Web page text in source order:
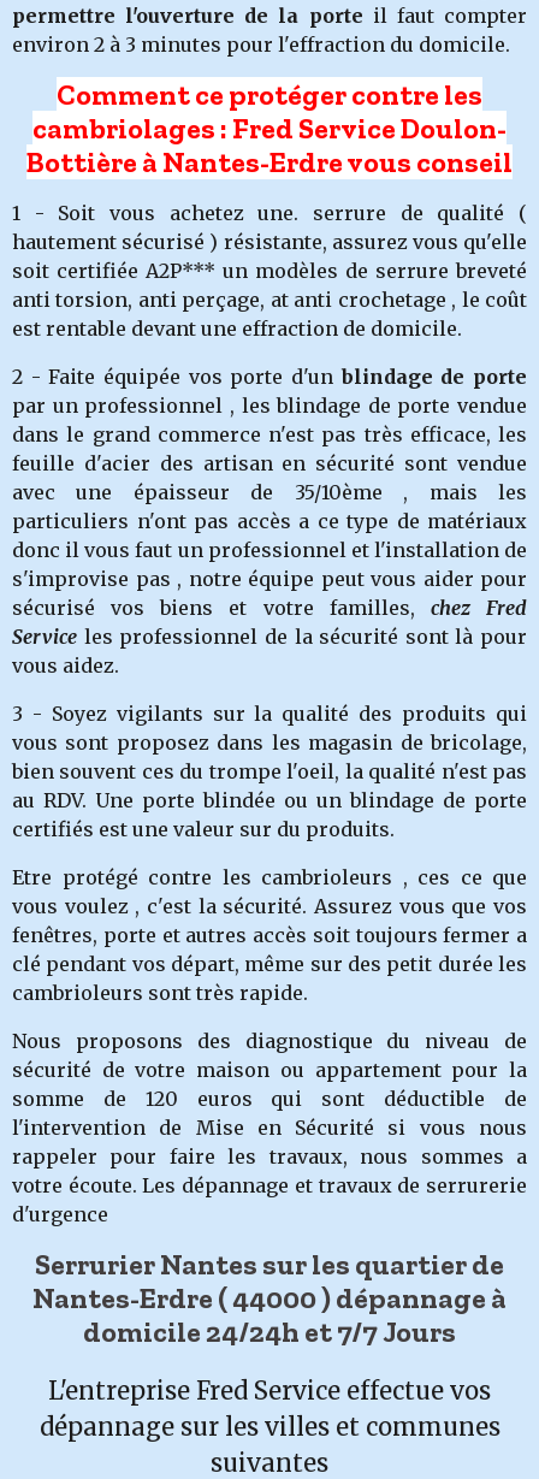
permettre l'ouverture de la porte il faut compter
environ 2 à 3 minutes pour l'effraction du domicile.
Comment ce protéger contre les
cambriolages : Fred Service Doulon-
Bottière à Nantes-Erdre vous conseil
1 - Soit vous achetez une. serrure de qualité (
hautement sécurisé ) résistante, assurez vous qu'elle
soit certifiée A2P*** un modèles de serrure breveté
anti torsion, anti perçage, at anti crochetage , le coût
est rentable devant une effraction de domicile.
2 - Faite équipée vos porte d'unblindage de porte
par un professionnel , les blindage de porte vendue
dans le grand commerce n'est pas très efficace, les
feuille d'acier des artisan en sécurité sont vendue
avec une épaisseur de 35/10ème , mais les
particuliers n'ont pas accès a ce type de matériaux
donc il vous faut un professionnel et l'installation de
s'improvise pas , notre équipe peut vous aider pour
sécurisé vos biens et votre familles, chez Fred
Service les professionnel de la sécurité sont là pour
vous aidez.
3 - Soyez vigilants sur la qualité des produits qui
vous sont proposez dans les magasin de bricolage,
bien souvent ces du trompe l'oeil, la qualité n'est pas
au RDV. Une porte blindée ou un blindage de porte
certifiés est une valeur sur du produits.
Etre protégé contre les cambrioleurs , ces ce que
vous voulez , c'est la sécurité. Assurez vous que vos
fenêtres, porte et autres accès soit toujours fermer a
clé pendant vos départ, même sur des petit durée les
cambrioleurs sont très rapide.
Nous proposons des diagnostique du niveau de
sécurité de votre maison ou appartement pour la
somme de 120 euros qui sont déductible de
l'intervention de Mise en Sécurité si vous nous
rappeler pour faire les travaux, nous sommes a
votre écoute. Les dépannage et travaux de serrurerie
d'urgence
Serrurier Nantes sur les quartier de
Nantes-Erdre ( 44000 ) dépannage à
domicile 24/24h et 7/7 Jours
L'entreprise Fred Service effectue vos
dépannage sur les villes et communes
suivantes